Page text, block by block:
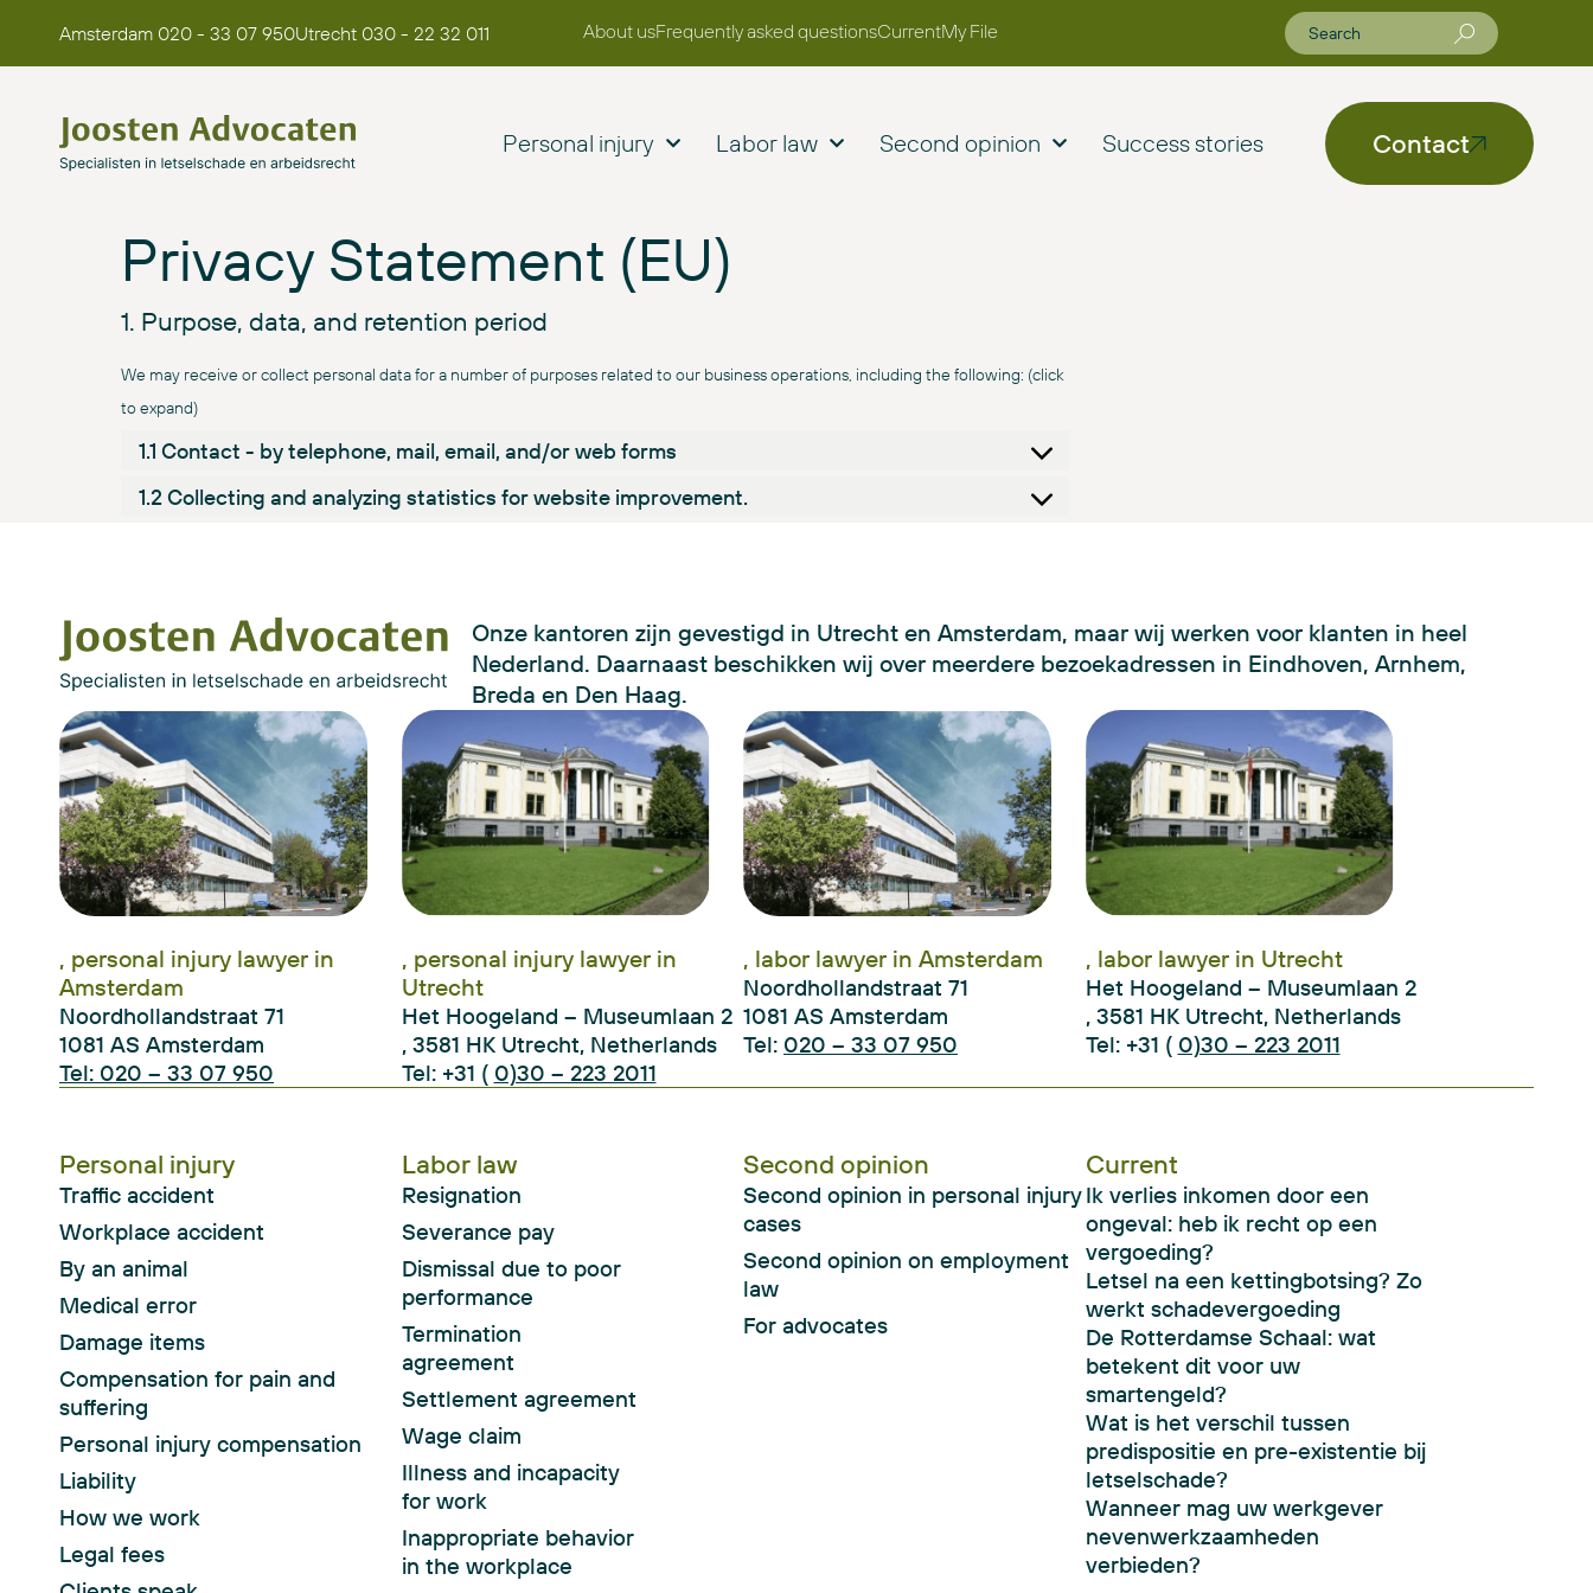
Amsterdam 020 - 33 07 950Utrecht 030 - 22 32 011 About usFrequently asked questionsCurrentMy File
Personal injury Labor law Second opinion Success stories Contact
Privacy Statement (EU)
1. Purpose, data, and retention period
We may receive or collect personal data for a number of purposes related to our business operations, including the following: (click
to expand)
1.1 Contact - by telephone, mail, email, and/or web forms
1.2 Collecting and analyzing statistics for website improvement.
Onze kantoren zijn gevestigd in Utrecht en Amsterdam, maar wij werken voor klanten in heel
Nederland. Daarnaast beschikken wij over meerdere bezoekadressen in Eindhoven, Arnhem,
Breda en Den Haag.
, personal injury lawyer in
Amsterdam
Noordhollandstraat 71
1081 AS Amsterdam
Tel: 020 – 33 07 950
, personal injury lawyer in
Utrecht
Het Hoogeland – Museumlaan 2
, 3581 HK Utrecht, Netherlands
Tel: +31 ( 0)30 – 223 2011
, labor lawyer in Amsterdam
Noordhollandstraat 71
1081 AS Amsterdam
Tel: 020 – 33 07 950
, labor lawyer in Utrecht
Het Hoogeland – Museumlaan 2
, 3581 HK Utrecht, Netherlands
Tel: +31 ( 0)30 – 223 2011
Personal injury
Traffic accident
Workplace accident
By an animal
Medical error
Damage items
Compensation for pain and
suffering
Personal injury compensation
Liability
How we work
Legal fees
Labor law
Resignation
Severance pay
Dismissal due to poor
performance
Termination
agreement
Settlement agreement
Wage claim
Illness and incapacity
for work
Inappropriate behavior
in the workplace
Second opinion
Second opinion in personal injury
cases
Second opinion on employment
law
For advocates
Current
Ik verlies inkomen door een
ongeval: heb ik recht op een
vergoeding?
Letsel na een kettingbotsing? Zo
werkt schadevergoeding
De Rotterdamse Schaal: wat
betekent dit voor uw
smartengeld?
Wat is het verschil tussen
predispositie en pre-existentie bij
letselschade?
Wanneer mag uw werkgever
nevenwerkzaamheden
verbieden?